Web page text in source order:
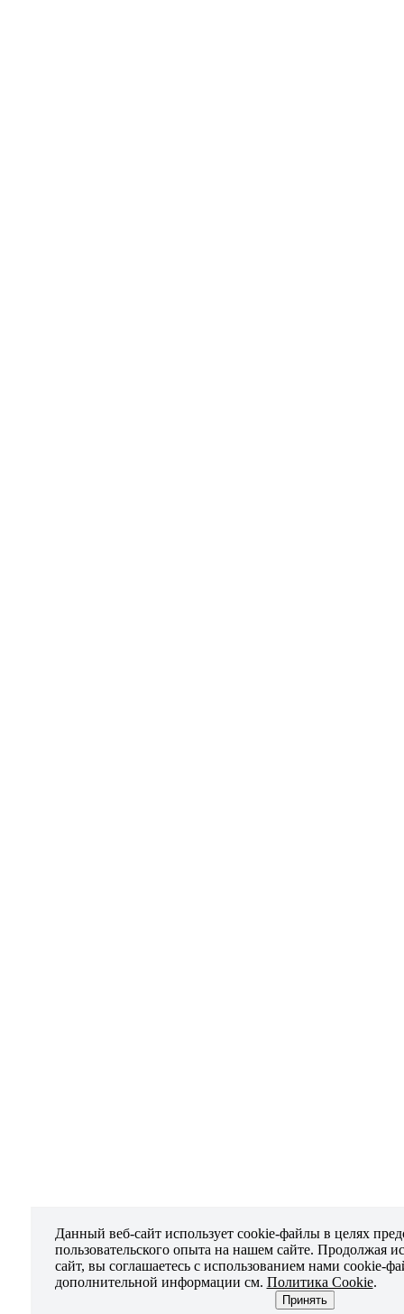
Данный веб-сайт использует cookie-файлы в целях
пользовательского опыта на нашем сайте. Продолжая
сайт, вы соглашаетесь с использованием нами cookie-
дополнительной информации см. Политика Cookie.
Принять